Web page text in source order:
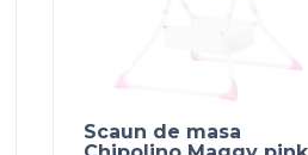
Scaun de masa